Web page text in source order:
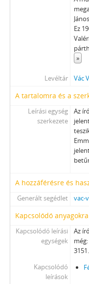
Ez
»
Levéltár Vác
A tartalomra és a
Leírási egység
szerkezete
Az
A hozzáférésre és
Generált segédlet vac-
Kapcsolódó
Kapcsolódó leírási
egységek
Az
Kapcsolódó
leírások